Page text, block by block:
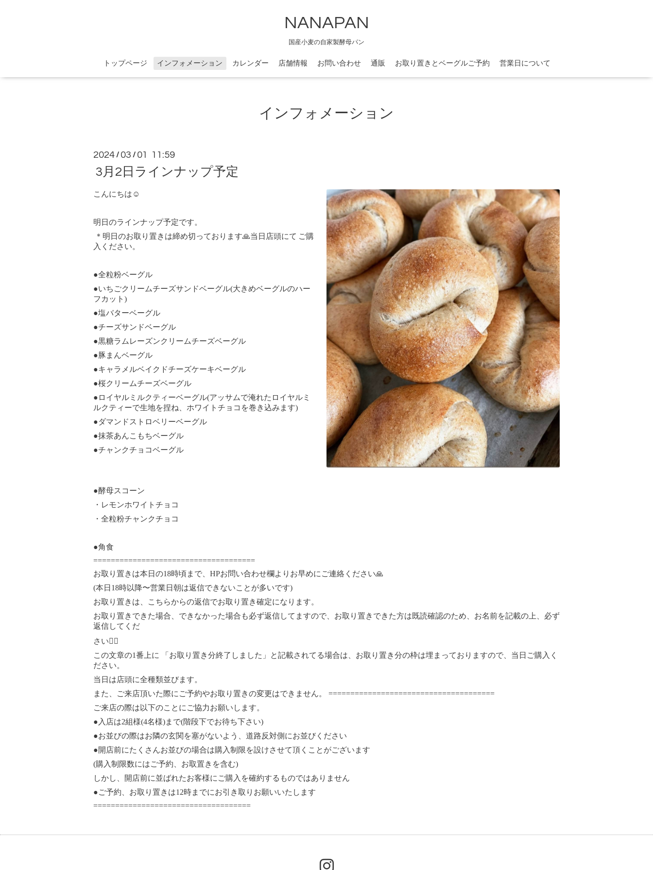
NANAPAN
国産小麦の自家製酵母パン
トップページ インフォメーション カレンダー 店舗情報 お問い合わせ 通販 お取り置きとベーグルご予約 営業日について
インフォメーション
2024 / 03 / 01 11:59
3月2日ラインナップ予定
こんにちは☺︎
明日のラインナップ予定です。
＊明日のお取り置きは締め切っております🙏当日店頭にて ご購
入ください。
●全粒粉ベーグル
●いちごクリームチーズサンドベーグル(大きめベーグルのハー
フカット)
●塩バターベーグル
●チーズサンドベーグル
●黒糖ラムレーズンクリームチーズベーグル
●豚まんベーグル
●キャラメルベイクドチーズケーキベーグル
●桜クリームチーズベーグル
●ロイヤルミルクティーベーグル(アッサムで淹れたロイヤルミ
ルクティーで生地を捏ね、ホワイトチョコを巻き込みます)
●ダマンドストロベリーベーグル
●抹茶あんこもちベーグル
●チャンクチョコベーグル
●酵母スコーン
・レモンホワイトチョコ
・全粒粉チャンクチョコ
●角食
=====================================
お取り置きは本日の18時頃まで、HPお問い合わせ欄よりお早めにご連絡ください🙏
(本日18時以降〜営業日朝は返信できないことが多いです)
お取り置きは、こちらからの返信でお取り置き確定になります。
お取り置きできた場合、できなかった場合も必ず返信してますので、お取り置きできた方は既読確認のため、お名前を記載の上、必ず
返信してくだ
さい🙇‍♀️
この文章の1番上に 「お取り置き分終了しました」と記載されてる場合は、お取り置き分の枠は埋まっておりますので、当日ご購入く
ださい。
当日は店頭に全種類並びます。
また、ご来店頂いた際にご予約やお取り置きの変更はできません。 ======================================
ご来店の際は以下のことにご協力お願いします。
●入店は2組様(4名様)まで(階段下でお待ち下さい)
●お並びの際はお隣の玄関を塞がないよう、道路反対側にお並びください
●開店前にたくさんお並びの場合は購入制限を設けさせて頂くことがございます
(購入制限数にはご予約、お取置きを含む)
しかし、開店前に並ばれたお客様にご購入を確約するものではありません
●ご予約、お取り置きは12時までにお引き取りお願いいたします
====================================